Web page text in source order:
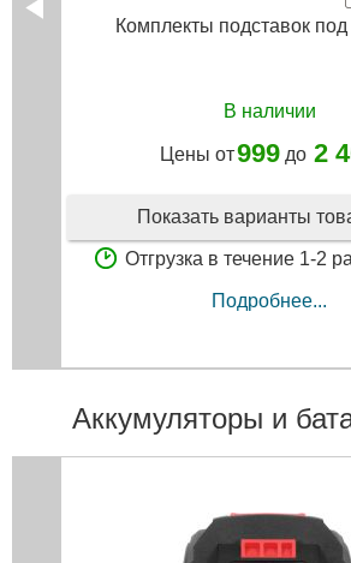
Комплекты подставок
В наличии
Цены от999 до 2
Показать варианты
Отгрузка в течение 1-2
Подробнее...
Аккумуляторы и